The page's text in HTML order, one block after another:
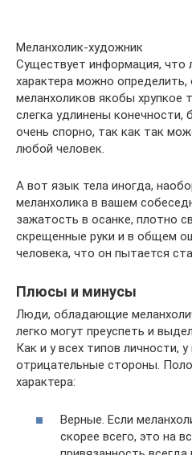
Меланхолик-художник
Существует информация, что
характера можно
меланхоликов якобы хрупкое
слегка удлинены конечности,
очень спорно, так как так
любой человек.
А вот язык тела иногда,
меланхолика в вашем
зажатость в осанке, плотно
скрещенные руки и в общем
человека, что он пытается
Плюсы и минусы
Люди, обладающие
легко могут преуспеть и
Как и у всех типов личности,
отрицательные стороны.
характера:
Верные. Если
скорее всего, это на